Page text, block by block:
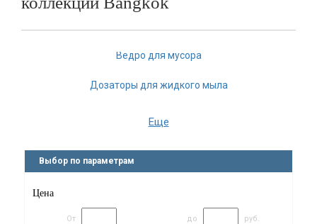
Ведро для мусора
Дозаторы для жидкого мыла
Ёмкость для ватных дисков
Мыльницы
Еще
Выбор по параметрам
Цена
От до руб.